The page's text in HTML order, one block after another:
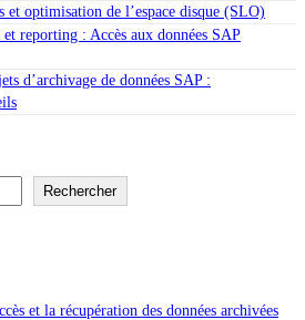
et optimisation de l’espace disque (SLO)
reporting : Accès aux données SAP
d’archivage de données SAP :
Rechercher
et la récupération des données archivées